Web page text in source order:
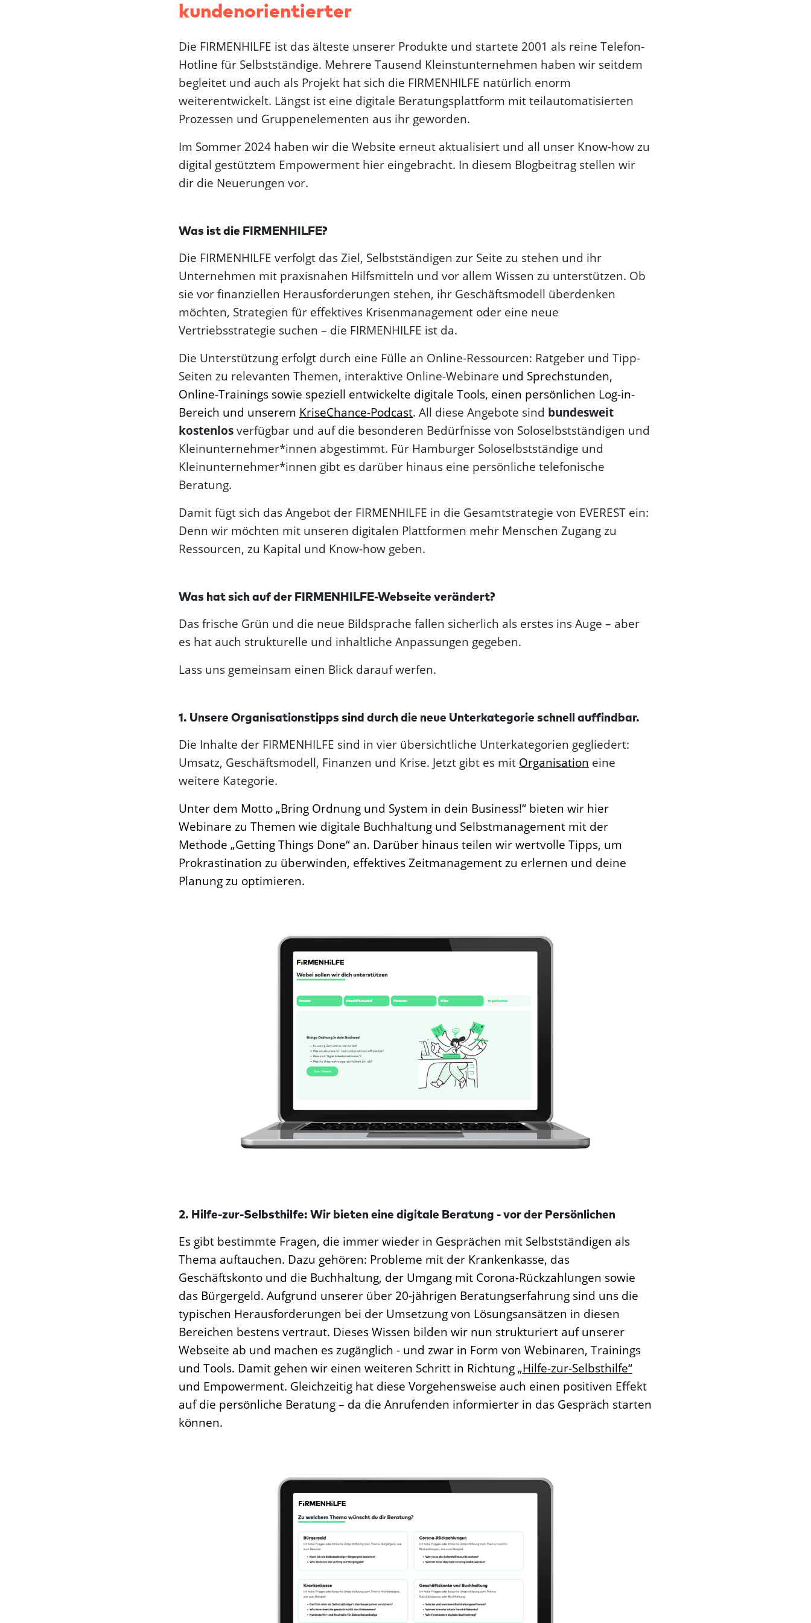
kundenorientierter
Die FIRMENHILFE ist das älteste unserer Produkte und startete 2001 als reine Telefon-
Hotline für Selbstständige. Mehrere Tausend Kleinstunternehmen haben wir seitdem
begleitet und auch als Projekt hat sich die FIRMENHILFE natürlich enorm
weiterentwickelt. Längst ist eine digitale Beratungsplattform mit teilautomatisierten
Prozessen und Gruppenelementen aus ihr geworden.
Im Sommer 2024 haben wir die Website erneut aktualisiert und all unser Know-how zu
digital gestütztem Empowerment hier eingebracht. In diesem Blogbeitrag stellen wir
dir die Neuerungen vor.
Was ist die FIRMENHILFE?
Die FIRMENHILFE verfolgt das Ziel, Selbstständigen zur Seite zu stehen und ihr
Unternehmen mit praxisnahen Hilfsmitteln und vor allem Wissen zu unterstützen. Ob
sie vor finanziellen Herausforderungen stehen, ihr Geschäftsmodell überdenken
möchten, Strategien für effektives Krisenmanagement oder eine neue
Vertriebsstrategie suchen – die FIRMENHILFE ist da.
Die Unterstützung erfolgt durch eine Fülle an Online-Ressourcen: Ratgeber und Tipp-
Seiten zu relevanten Themen, interaktive Online-Webinare und Sprechstunden,
Online-Trainings sowie speziell entwickelte digitale Tools, einen persönlichen Log-in-
Bereich und unserem KriseChance-Podcast. All diese Angebote sind bundesweit
kostenlosverfügbar und auf die besonderen Bedürfnisse von Soloselbstständigen und
Kleinunternehmer*innen abgestimmt. Für Hamburger Soloselbstständige und
Kleinunternehmer*innen gibt es darüber hinaus eine persönliche telefonische
Beratung.
Damit fügt sich das Angebot der FIRMENHILFE in die Gesamtstrategie von EVEREST ein:
Denn wir möchten mit unseren digitalen Plattformen mehr Menschen Zugang zu
Ressourcen, zu Kapital und Know-how geben.
Was hat sich auf der FIRMENHILFE-Webseite verändert?
Das frische Grün und die neue Bildsprache fallen sicherlich als erstes ins Auge – aber
es hat auch strukturelle und inhaltliche Anpassungen gegeben.
Lass uns gemeinsam einen Blick darauf werfen.
1. Unsere Organisationstipps sind durch die neue Unterkategorie schnell auffindbar.
Die Inhalte der FIRMENHILFE sind in vier übersichtliche Unterkategorien gegliedert:
Umsatz, Geschäftsmodell, Finanzen und Krise. Jetzt gibt es mit Organisation eine
weitere Kategorie.
Unter dem Motto „Bring Ordnung und System in dein Business!“ bieten wir hier
Webinare zu Themen wie digitale Buchhaltung und Selbstmanagement mit der
Methode „Getting Things Done“ an. Darüber hinaus teilen wir wertvolle Tipps, um
Prokrastination zu überwinden, effektives Zeitmanagement zu erlernen und deine
Planung zu optimieren.
2. Hilfe-zur-Selbsthilfe: Wir bieten eine digitale Beratung - vor der Persönlichen
Es gibt bestimmte Fragen, die immer wieder in Gesprächen mit Selbstständigen als
Thema auftauchen. Dazu gehören: Probleme mit der Krankenkasse, das
Geschäftskonto und die Buchhaltung, der Umgang mit Corona-Rückzahlungen sowie
das Bürgergeld. Aufgrund unserer über 20-jährigen Beratungserfahrung sind uns die
typischen Herausforderungen bei der Umsetzung von Lösungsansätzen in diesen
Bereichen bestens vertraut. Dieses Wissen bilden wir nun strukturiert auf unserer
Webseite ab und machen es zugänglich - und zwar in Form von Webinaren, Trainings
und Tools. Damit gehen wir einen weiteren Schritt in Richtung„Hilfe-zur-Selbsthilfe“
und Empowerment. Gleichzeitig hat diese Vorgehensweise auch einen positiven Effekt
auf die persönliche Beratung – da die Anrufenden informierter in das Gespräch starten
können.